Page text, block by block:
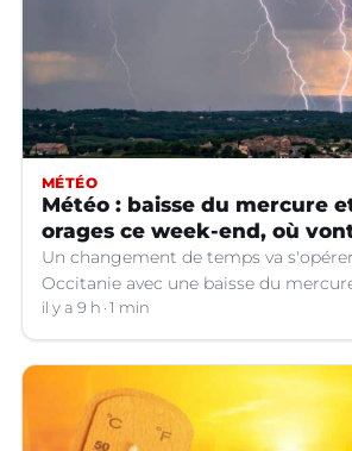
MÉTÉO
Météo : baisse du mercure
orages ce week-end, où
Un changement de temps va
Occitanie avec une baisse du
d'orages dans certains départements.
il y a 9 h 1 min